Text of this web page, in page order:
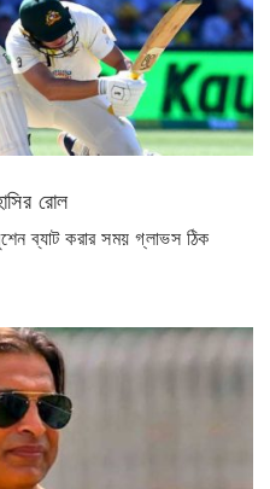
রোল
ব্যাট করার সময় গ্লাভস ঠিক